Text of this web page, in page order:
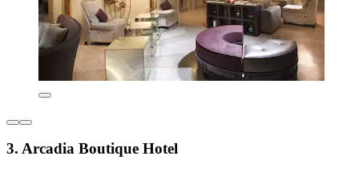
3. Arcadia Boutique Hotel